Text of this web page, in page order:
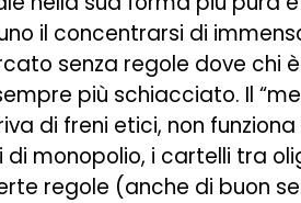
il concentrarsi di
senza regole dove chi
più schiacciato. Il
di freni etici, non
di monopolio, i cartelli tra
regole (anche di buon